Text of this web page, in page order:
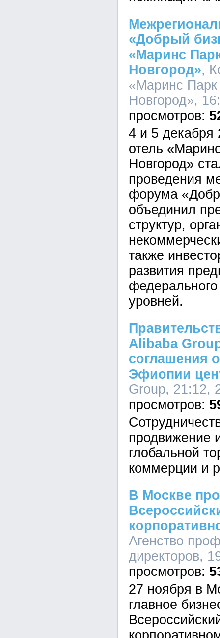
«Добрый
«Маринс
Новгород»,
«Маринс
Новгород»,
4 и 5 декабря
отель
Новгород»
проведения
форума
объединил
структур,
также
развития
федерального
уровней.
Alibaba
соглашения
Эфиопии
Group, 21:12,
продвижение
глобальной
коммерции и
В Москве
Агенство
директоров,
27 ноября в
главное